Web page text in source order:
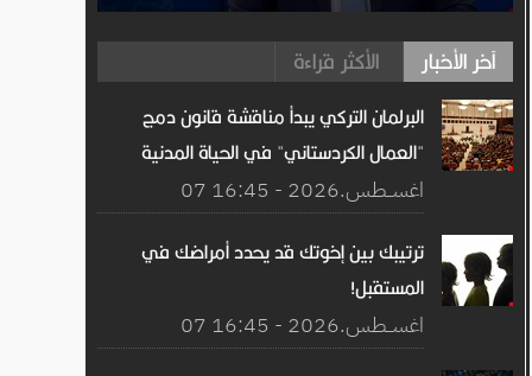
آخر الأخبار الأكثر قراءة
البرلمان التركي يبدأ مناقشة قانون دمج
"العمال الكردستاني" في الحياة المدنية
07 اغســطس.2026 - 16:45
ترتيبك بين إخوتك قد يحدد أمراضك في
المستقبل!
07 اغســطس.2026 - 16:45